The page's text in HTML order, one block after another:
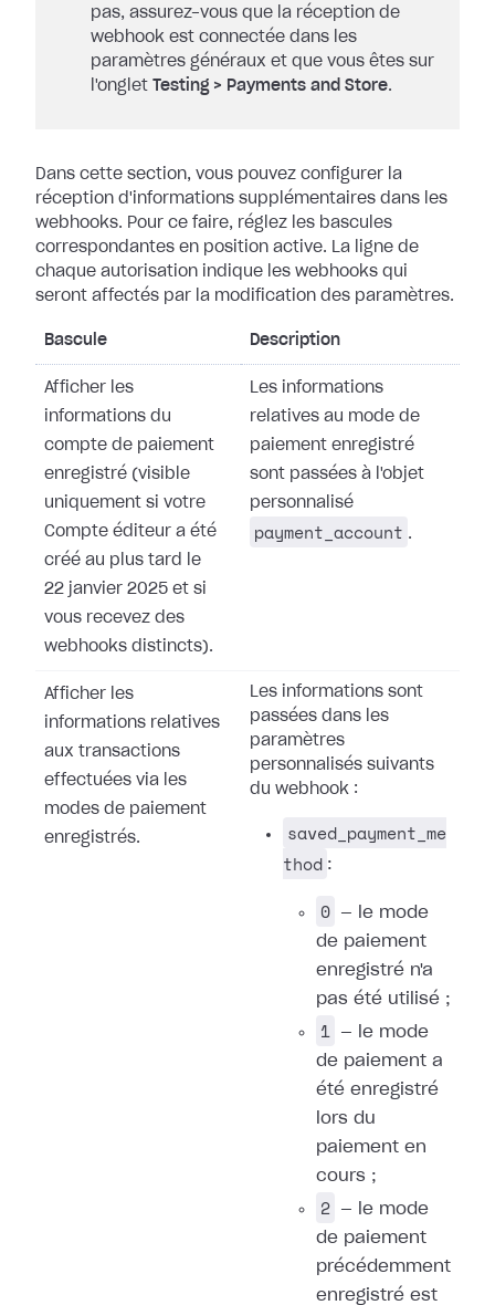
pas, assurez-vous que la réception de
webhook est connectée dans les
paramètres généraux et que vous êtes sur
l'onglet
Testing > Payments and Store.
Dans cette section, vous pouvez configurer la
réception d'informations supplémentaires dans les
webhooks. Pour ce faire, réglez les bascules
correspondantes en position active. La ligne de
chaque autorisation indique les webhooks qui
seront affectés par la modification des paramètres.
Bascule Description
Afficher les
informations du
compte de paiement
enregistré (visible
uniquement si votre
Compte éditeur a été
créé au plus tard le
22 janvier 2025 et si
vous recevez des
webhooks distincts).
Les informations
relatives au mode de
paiement enregistré
sont passées à l'objet
personnalisé
payment_account .
Afficher les
informations relatives
aux transactions
effectuées via les
modes de paiement
enregistrés.
Les informations sont
passées dans les
paramètres
personnalisés suivants
du webhook :
saved_payment_me
thod :
0
— le mode
de paiement
enregistré n'a
pas été utilisé ;
1
— le mode
de paiement a
été enregistré
lors du
paiement en
cours ;
2
— le mode
de paiement
précédemment
enregistré est